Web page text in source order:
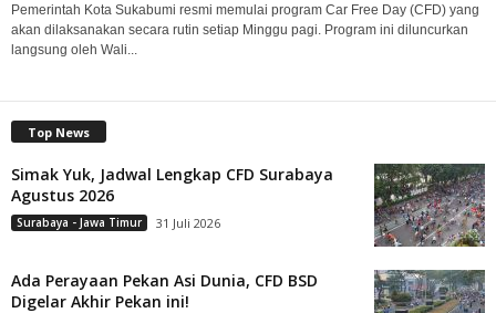
Pemerintah Kota Sukabumi resmi memulai program Car Free Day (CFD) yang
akan dilaksanakan secara rutin setiap Minggu pagi. Program ini diluncurkan
langsung oleh Wali...
Top News
Simak Yuk, Jadwal Lengkap CFD Surabaya
Agustus 2026
Surabaya - Jawa Timur 31 Juli 2026
Ada Perayaan Pekan Asi Dunia, CFD BSD
Digelar Akhir Pekan ini!